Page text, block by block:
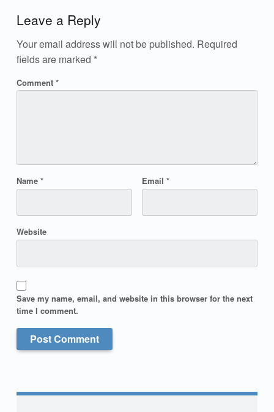
Leave a Reply
Your email address will not be published. Required
fields are marked *
Comment *
Name * Email *
Website
Save my name, email, and website in this browser for the next
time I comment.